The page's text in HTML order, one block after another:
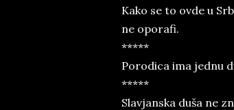
Kako se to ovde u
ne oporafi.
*****
Porodica ima jednu
*****
Slavjanska duša ne